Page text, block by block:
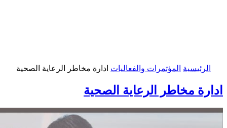
الرئيسية المؤتمرات والفعاليات ادارة مخاطر الرعاية الصحية
ادارة مخاطر الرعاية الصحية